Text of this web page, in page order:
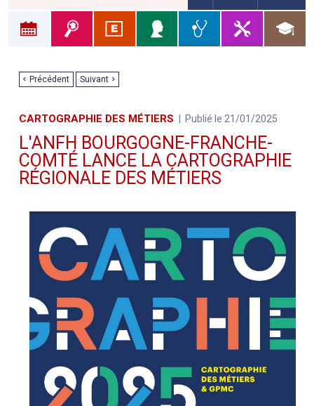
Précédent Suivant
CARTOGRAPHIE DES MÉTIERS Publié le 21/01/2025
L'ANFH BOURGOGNE-FRANCHE-
COMTÉ LANCE LA CARTOGRAPHIE
RÉGIONALE DES MÉTIERS